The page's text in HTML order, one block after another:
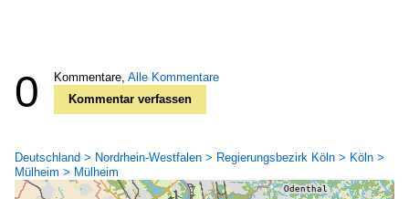
0 Kommentare, Alle Kommentare
Kommentar verfassen
Deutschland > Nordrhein-Westfalen > Regierungsbezirk Köln > Köln >
Mülheim > Mülheim